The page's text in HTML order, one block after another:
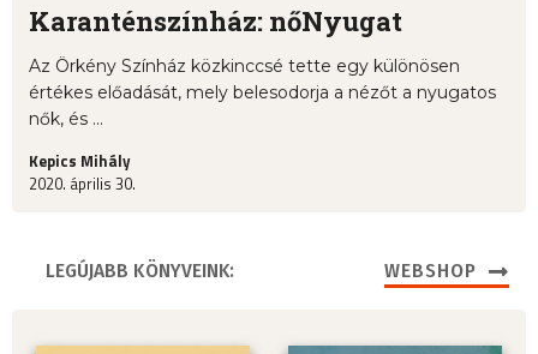
Karanténszínház: nőNyugat
Az Örkény Színház közkinccsé tette egy különösen
értékes előadását, mely belesodorja a nézőt a nyugatos
nők, és ...
Kepics Mihály
2020. április 30.
LEGÚJABB KÖNYVEINK: WEBSHOP